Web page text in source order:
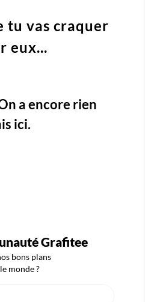
tu vas craquer
eux...
a encore rien
ici.
Grafitee
bons plans
monde ?